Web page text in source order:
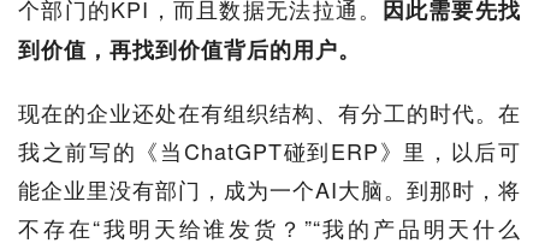
个部门的KPI，而且数据无法拉通。 因此需要先找
到价值，再找到价值背后的用户。
现在的企业还处在有组织结构、有分工的时代。在
我之前写的《当ChatGPT碰到ERP》里，以后可
能企业里没有部门，成为一个AI大脑。到那时，将
不存在“我明天给谁发货？”“我的产品明天什么